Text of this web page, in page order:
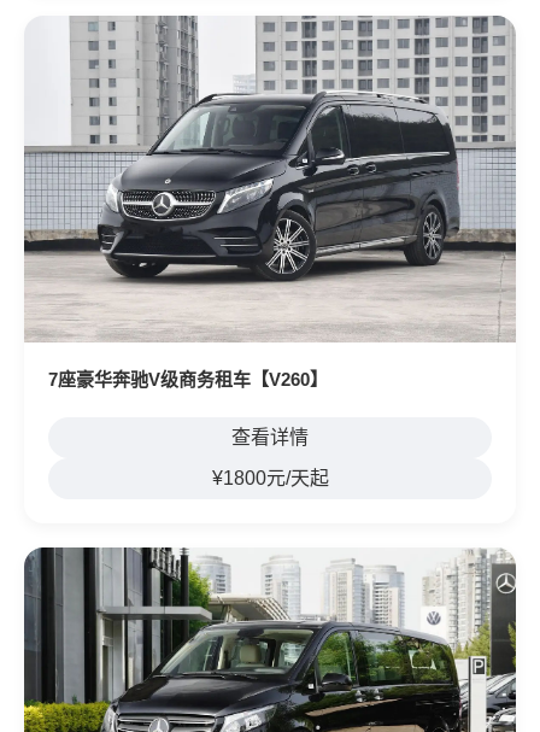
7座豪华奔驰V级商务租车【V260】
查看详情
¥1800元/天起